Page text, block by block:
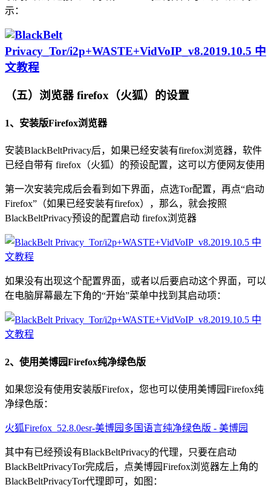
示：
（五）浏览器 firefox（火狐）的设置
1、安装版Firefox浏览器
安装BlackBeltPrivacy后，如果已经安装有firefox浏览器，软件
已经自带有 firefox（火狐）的预设配置，这可以方便网友使用
第一次安装完成后会看到如下界面，点选Tor配置，再点“启动
Firefox”（如果已经安装有firefox），那么，就会按照
BlackBeltPrivacy预设的配置启动 firefox浏览器
如果没有出现这个配置界面，或者以后要启动这个界面，可以
在电脑屏幕最左下角的“开始”菜单中找到其启动项：
2、使用美博园Firefox纯净绿色版
如果您没有使用安装版Firefox，您也可以使用美博园Firefox纯
净绿色版：
火狐Firefox_52.8.0esr-美博园多国语言纯净绿色版 - 美博园
其中有已经预设有BlackBeltPrivacy的代理，只要在启动
BlackBeltPrivacyTor完成后，点美博园Firefox浏览器左上角的
BlackBeltPrivacyTor代理即可，如图：